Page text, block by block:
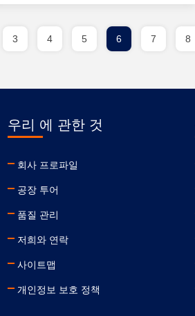
3 4 5 6 7 8
우리 에 관한 것
회사 프로파일
공장 투어
품질 관리
저희와 연락
사이트맵
개인정보 보호 정책